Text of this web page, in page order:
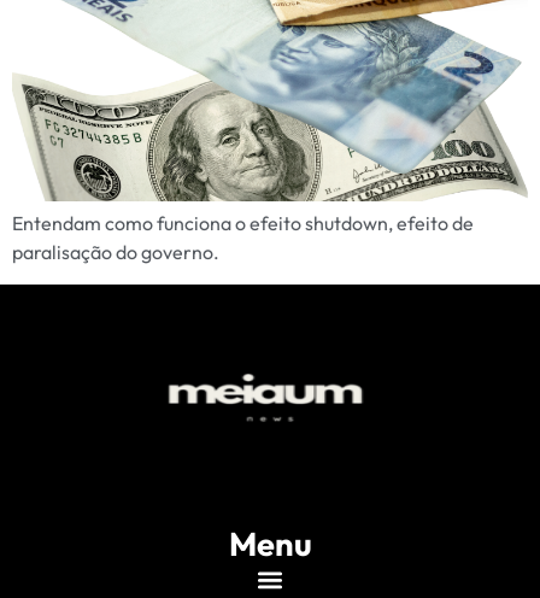
Entendam como funciona o efeito shutdown, efeito de
paralisação do governo.
Menu